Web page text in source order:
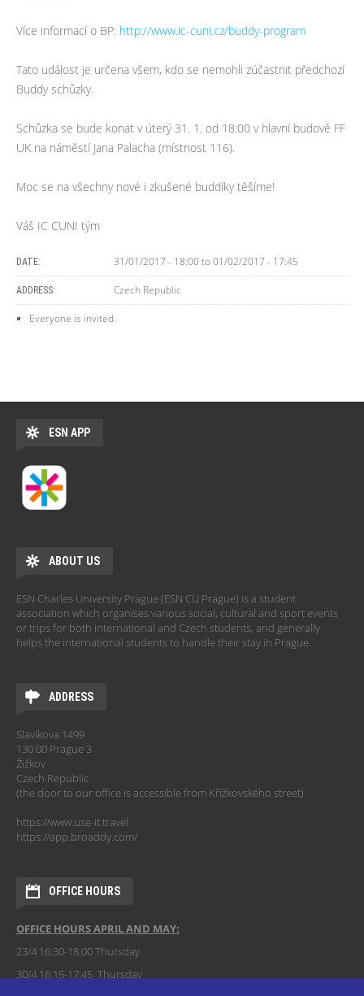
Více informací o BP: http://www.ic-cuni.cz/buddy-program
Tato událost je určena všem, kdo se nemohli zúčastnit předchozí
Buddy schůzky.
Schůzka se bude konat v úterý 31. 1. od 18:00 v hlavní budově FF
UK na náměstí Jana Palacha (místnost 116).
Moc se na všechny nové i zkušené buddíky těšíme!
Váš IC CUNI tým
DATE: 31/01/2017 - 18:00to01/02/2017 - 17:45
ADDRESS: Czech Republic
Everyone is invited.
ESN APP
ABOUT US
ESN Charles University Prague (ESN CU Prague) is a student
association which organises various social, cultural and sport events
or trips for both international and Czech students, and generally
helps the international students to handle their stay in Prague.
ADDRESS
Slavíkova 1499
130 00 Prague 3
Žižkov
Czech Republic
(the door to our office is accessible from Křížkovského street)
https://www.use-it.travel
https://app.broaddy.com/
OFFICE HOURS
OFFICE HOURS APRIL AND MAY:
23/4 16:30-18:00 Thursday
30/4 16:15-17:45 Thursday